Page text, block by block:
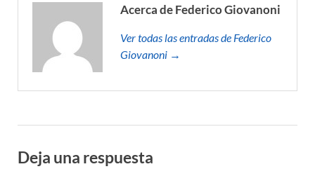
Acerca de Federico Giovanoni
Ver todas las entradas de Federico
Giovanoni →
Deja una respuesta